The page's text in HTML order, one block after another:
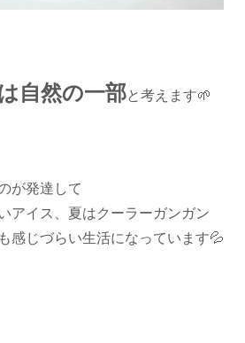
自然の一部と考えます🌱
が発達して
アイス、夏はクーラーガンガン
感じづらい生活になっています💦